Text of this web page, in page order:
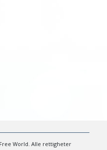
World. Alle rettigheter